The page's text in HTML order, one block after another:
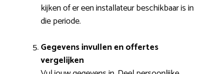
kijken of er een installateur beschikbaar is in
die periode.
Gegevens invullen en offertes
vergelijken